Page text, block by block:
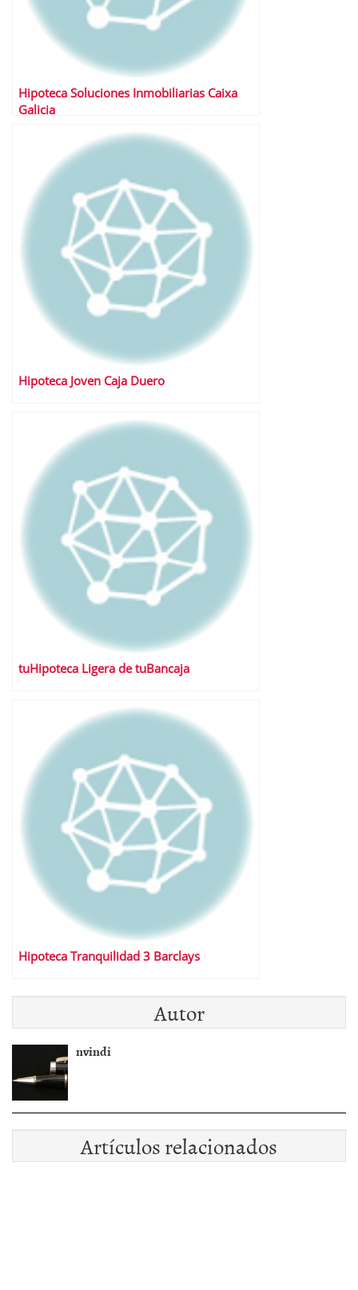
Hipoteca Soluciones Inmobiliarias Caixa
Galicia
Hipoteca Joven Caja Duero
tuHipoteca Ligera de tuBancaja
Hipoteca Tranquilidad 3 Barclays
Autor
nvindi
Artículos relacionados